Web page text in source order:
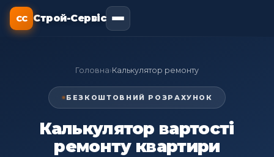
СС Строй-Сервіс
Головна›Калькулятор ремонту
БЕЗКОШТОВНИЙ РОЗРАХУНОК
Калькулятор вартості
ремонту квартири